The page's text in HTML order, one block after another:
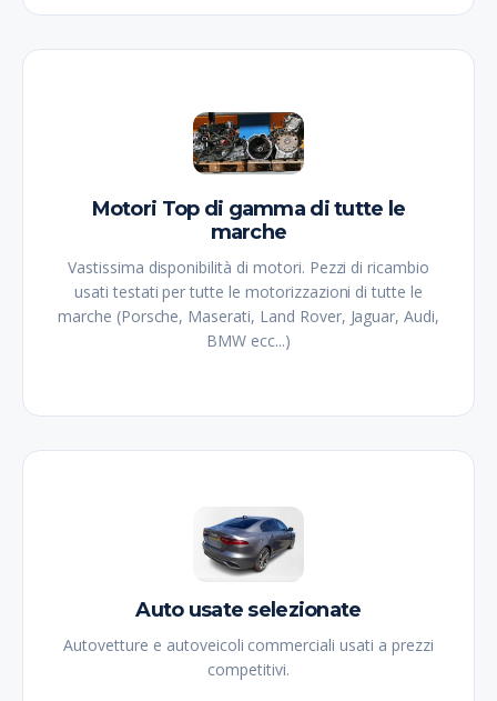
Motori Top di gamma di tutte le
marche
Vastissima disponibilità di motori. Pezzi di ricambio
usati testati per tutte le motorizzazioni di tutte le
marche (Porsche, Maserati, Land Rover, Jaguar, Audi,
BMW ecc...)
Auto usate selezionate
Autovetture e autoveicoli commerciali usati a prezzi
competitivi.